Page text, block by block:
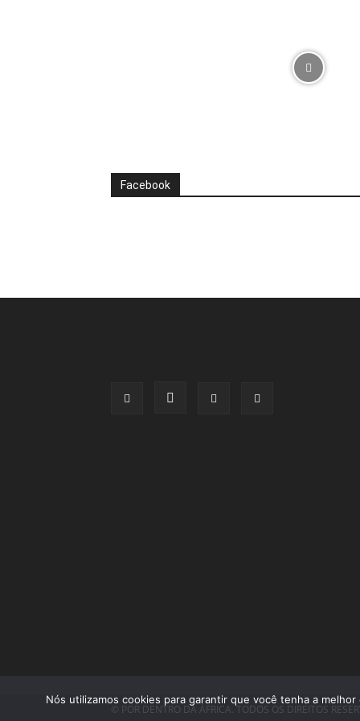
Facebook
© POR DENTRO DA ÁFRICA. TODOS OS DIREITOS
Nós utilizamos cookies para garantir que você tenha a